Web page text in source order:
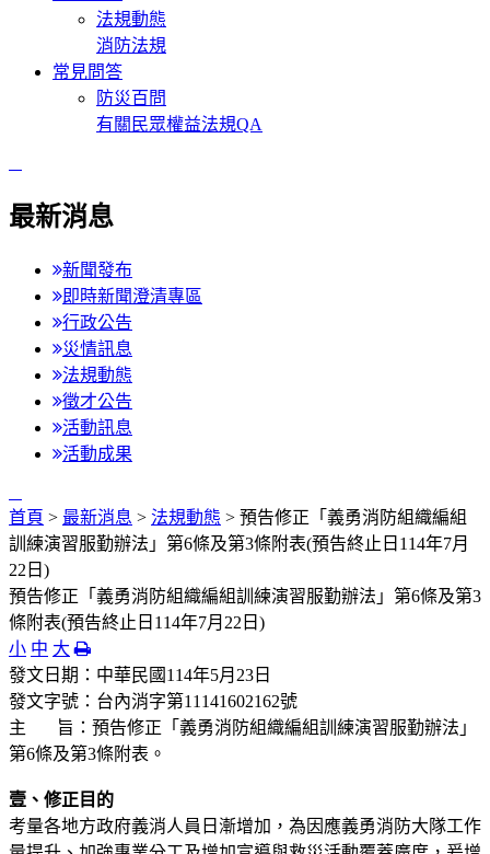
法規動態
消防法規
常見問答
防災百問
有關民眾權益法規QA
最新消息
新聞發布
即時新聞澄清專區
行政公告
災情訊息
法規動態
徵才公告
活動訊息
活動成果
首頁 > 最新消息 > 法規動態 > 預告修正「義勇消防組織編組
訓練演習服勤辦法」第6條及第3條附表(預告終止日114年7月
22日)
預告修正「義勇消防組織編組訓練演習服勤辦法」第6條及第3
條附表(預告終止日114年7月22日)
小 中 大
發文日期：中華民國114年5月23日
發文字號：台內消字第11141602162號
主 旨：預告修正「義勇消防組織編組訓練演習服勤辦法」
第6條及第3條附表。
壹、修正目的
考量各地方政府義消人員日漸增加，為因應義勇消防大隊工作